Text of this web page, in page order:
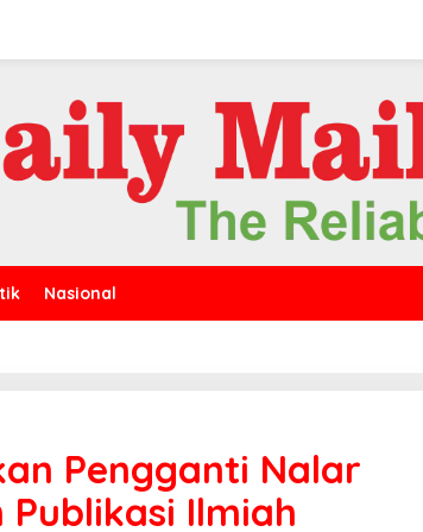
Nasional
Pengganti Nalar
Ilmiah